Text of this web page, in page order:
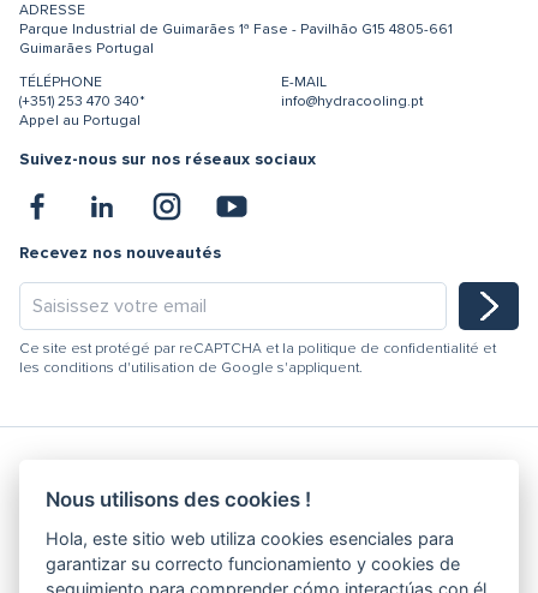
ADRESSE
Parque Industrial de Guimarães 1ª Fase - Pavilhão G15 4805-661
Guimarães Portugal
TÉLÉPHONE
(+351) 253 470 340*
Appel au Portugal
E-MAIL
info@hydracooling.pt
Suivez-nous sur nos réseaux sociaux
Recevez nos nouveautés
Ce site est protégé par reCAPTCHA et la politique de confidentialité et
les conditions d'utilisation de Google s'appliquent.
Hydracooling 2026 - Tous droits réservés
Code de conduite
Politique de Qualité
Nous utilisons des cookies !
Hola, este sitio web utiliza cookies esenciales para
garantizar su correcto funcionamiento y cookies de
seguimiento para comprender cómo interactúas con él.